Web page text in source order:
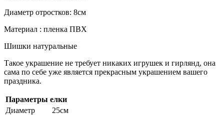
Диаметр отростков: 8см
Материал : пленка ПВХ
Шишки натуральные
Такое украшение не требует никаких игрушек и гирлянд, она
сама по себе уже является прекрасным украшением вашего
праздника.
Параметры елки
Диаметр
25см